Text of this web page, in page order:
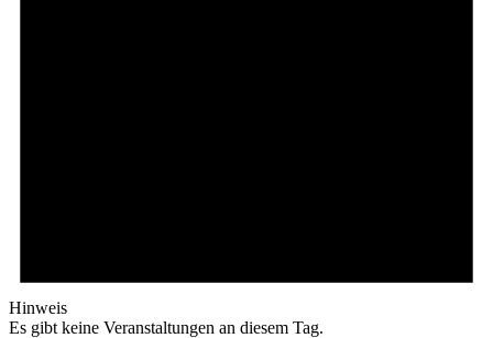
Hinweis
Es gibt keine Veranstaltungen an diesem Tag.